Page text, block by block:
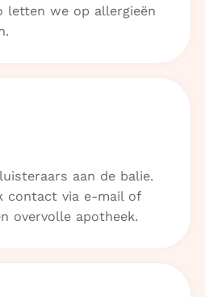
letten we op allergieën
aan de balie.
contact via e-mail of
overvolle apotheek.